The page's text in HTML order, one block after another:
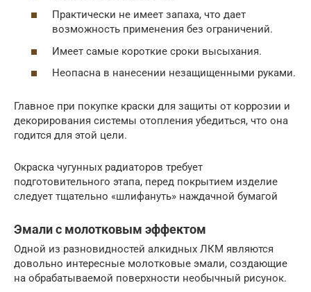
Практически не имеет запаха, что дает
возможность применения без ограничений.
Имеет самые короткие сроки высыхания.
Неопасна в нанесении незащищенными руками.
Главное при покупке краски для защиты от коррозии и
декорирования системы отопления убедиться, что она
годится для этой цели.
Окраска чугунных радиаторов требует
подготовительного этапа, перед покрытием изделие
следует тщательно «шлифануть» наждачной бумагой
Эмали с молотковым эффектом
Одной из разновидностей алкидных ЛКМ являются
довольно интересные молотковые эмали, создающие
на обрабатываемой поверхности необычный рисунок.